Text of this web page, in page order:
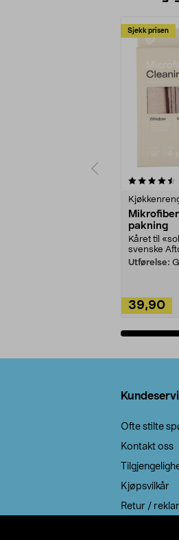
Sjekk prisen
pakning
Kåret til
svenske
Utførelse:
39,90
Ofte stilte
Kontakt oss
Kjøpsvilkår
Retur /